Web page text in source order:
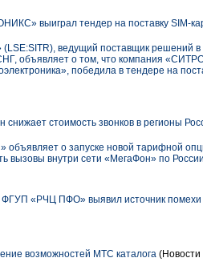
выиграл тендер на поставку SIM-
ведущий поставщик решений в
объявляет о том, что компания
победила в тендере на
снижает стоимость звонков в регионы
объявляет о запуске новой тарифной
вызовы внутри сети «МегаФон» по
«РЧЦ ПФО» выявил источник помехи
возможностей МТС каталога (Новости